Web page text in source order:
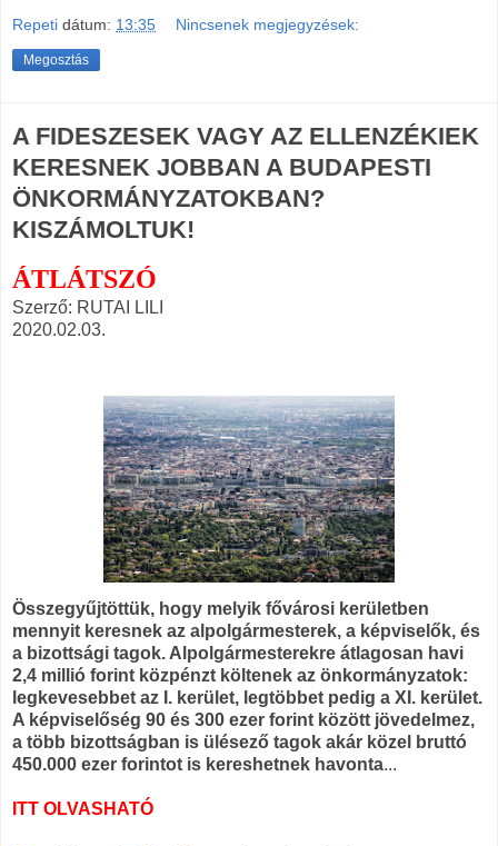
Repeti dátum: 13:35 Nincsenek megjegyzések:
Megosztás
A FIDESZESEK VAGY AZ ELLENZÉKIEK
KERESNEK JOBBAN A BUDAPESTI
ÖNKORMÁNYZATOKBAN?
KISZÁMOLTUK!
ÁTLÁTSZÓ
Szerző: RUTAI LILI
2020.02.03.
Összegyűjtöttük, hogy melyik fővárosi kerületben
mennyit keresnek az alpolgármesterek, a képviselők, és
a bizottsági tagok. Alpolgármesterekre átlagosan havi
2,4 millió forint közpénzt költenek az önkormányzatok:
legkevesebbet az I. kerület, legtöbbet pedig a XI. kerület.
A képviselőség 90 és 300 ezer forint között jövedelmez,
a több bizottságban is ülésező tagok akár közel bruttó
450.000 ezer forintot is kereshetnek havonta...
ITT OLVASHATÓ